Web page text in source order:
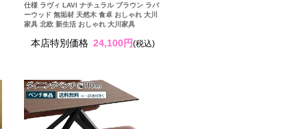
仕様 ラヴィ LAVI ナチュラル ブラウン ラバ
ーウッド 無垢材 天然木 食卓 おしゃれ 大川
家具 北欧 新生活 おしゃれ 大川家具
本店特別価格 24,100円(税込)